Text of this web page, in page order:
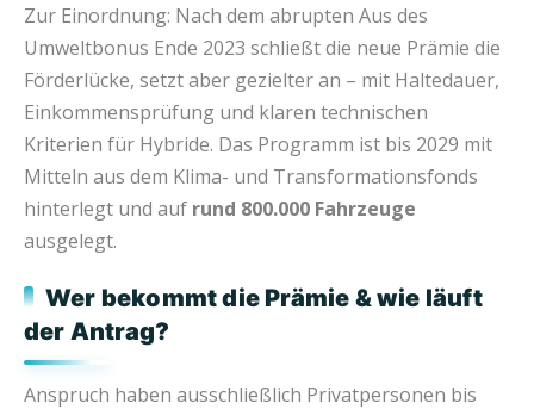
Zur Einordnung: Nach dem abrupten Aus des
Umweltbonus Ende 2023 schließt die neue Prämie die
Förderlücke, setzt aber gezielter an – mit Haltedauer,
Einkommensprüfung und klaren technischen
Kriterien für Hybride. Das Programm ist bis 2029 mit
Mitteln aus dem Klima- und Transformationsfonds
hinterlegt und auf rund 800.000 Fahrzeuge
ausgelegt.
Wer bekommt die Prämie & wie läuft
der Antrag?
Anspruch haben ausschließlich Privatpersonen bis